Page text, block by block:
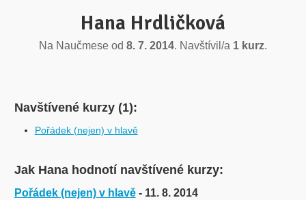
Hana Hrdličková
Na Naučmese od 8. 7. 2014. Navštívil/a 1 kurz.
Navštívené kurzy (1):
Pořádek (nejen) v hlavě
Jak Hana hodnotí navštívené kurzy:
Pořádek (nejen) v hlavě - 11. 8. 2014